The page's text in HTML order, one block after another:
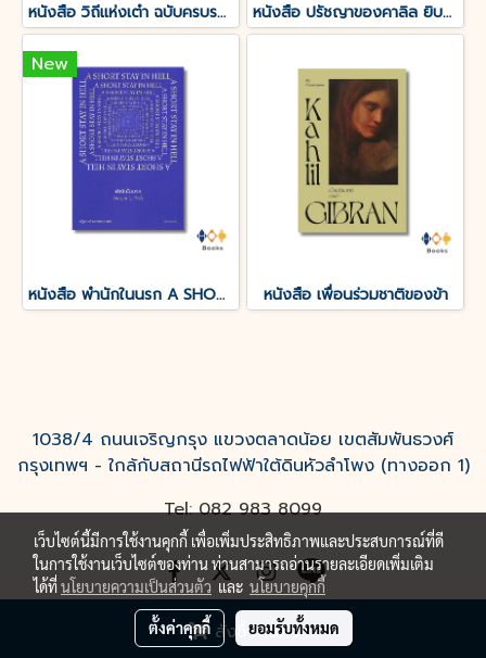
สั่งซื้อสินค้า
หนังสือ วิถีแห่งเต๋า ฉบับครบรอบ 50 ปี หนังสือ ปรัชญาของคาลิล ยิบราน
New
หนังสือ พำนักในนรก A SHORT STAY IN HELL หนังสือ เพื่อนร่วมชาติของข้า
1038/4 ถนนเจริญกรุง แขวงตลาดน้อย เขตสัมพันธวงศ์
กรุงเทพฯ - ใกล้กับสถานีรถไฟฟ้าใต้ดินหัวลำโพง (ทางออก 1)
Tel: 082 983 8099
เว็บไซต์นี้มีการใช้งานคุกกี้ เพื่อเพิ่มประสิทธิภาพและประสบการณ์ที่ดี
ในการใช้งานเว็บไซต์ของท่าน ท่านสามารถอ่านรายละเอียดเพิ่มเติม
ได้ที่นโยบายความเป็นส่วนตัวและ นโยบายคุกกี้
ตั้งค่าคุกกี้ ยอมรับทั้งหมด